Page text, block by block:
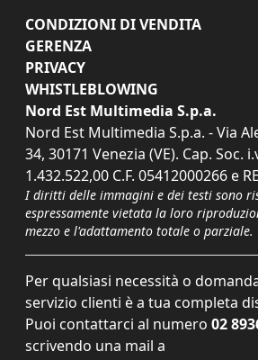
CONDIZIONI DI VENDITA
GERENZA
PRIVACY
WHISTLEBLOWING
Nord Est Multimedia S.p.a.
Nord Est Multimedia S.p.a. - Via
34, 30171 Venezia (VE). Cap. Soc.
1.432.522,00 C.F. 05412000266 e
I diritti delle immagini e dei testi sono
espressamente vietata la loro
mezzo e l'adattamento totale o parziale.
Per qualsiasi necessità o
servizio clienti è a tua completa
Puoi contattarci al numero 02
scrivendo una mail a